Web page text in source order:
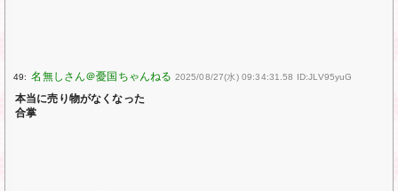
49: 2025/08/27(水) 09:34:31.58 ID:JLV95yuG
本当に売り物がなくなった
合掌